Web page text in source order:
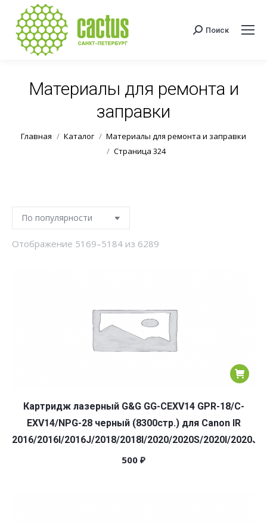
Поиск:
Поиск
Материалы для ремонта и
заправки
Вы здесь:
Главная Каталог
Материалы для ремонта и заправки
Страница 324
Отображение 5169–5184 из 6289
Картридж лазерный G&G GG-CEXV14 GPR-18/C-
EXV14/NPG-28 черный (8300стр.) для Canon IR
2016/2016I/2016J/2018/2018I/2020/2020S/2020I/
500 ₽